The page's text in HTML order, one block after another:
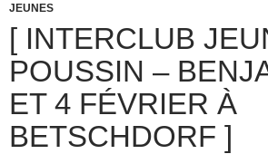
JEUNES
[ INTERCLUB
POUSSIN –
ET 4 FÉVRIER À
BETSCHDORF ]